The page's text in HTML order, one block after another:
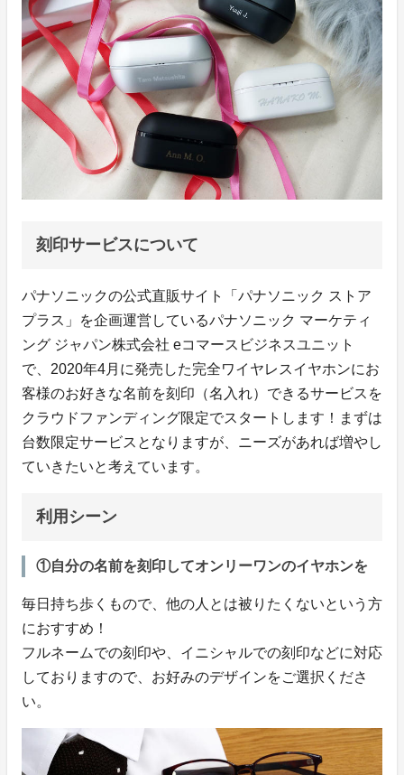
刻印サービスについて
パナソニックの公式直販サイト「パナソニック ストア
プラス」を企画運営しているパナソニック マーケティ
ング ジャパン株式会社 eコマースビジネスユニット
で、2020年4月に発売した完全ワイヤレスイヤホンにお
客様のお好きな名前を刻印（名入れ）できるサービスを
クラウドファンディング限定でスタートします！まずは
台数限定サービスとなりますが、ニーズがあれば増やし
ていきたいと考えています。
利用シーン
①自分の名前を刻印してオンリーワンのイヤホンを
毎日持ち歩くもので、他の人とは被りたくないという方
におすすめ！
フルネームでの刻印や、イニシャルでの刻印などに対応
しておりますので、お好みのデザインをご選択くださ
い。